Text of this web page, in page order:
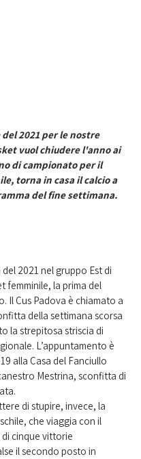
2021 per le nostre
vuol chiudere l'anno ai
di campionato per il
torna in casa il calcio a
del fine settimana.
2021 nel gruppo Est di
femminile, la prima del
Il Cus Padova è chiamato a
della settimana scorsa
la strepitosa striscia di
L’appuntamento è
alla Casa del Fanciullo
Mestrina, sconfitta di
di stupire, invece, la
che viaggia con il
cinque vittorie
il secondo posto in